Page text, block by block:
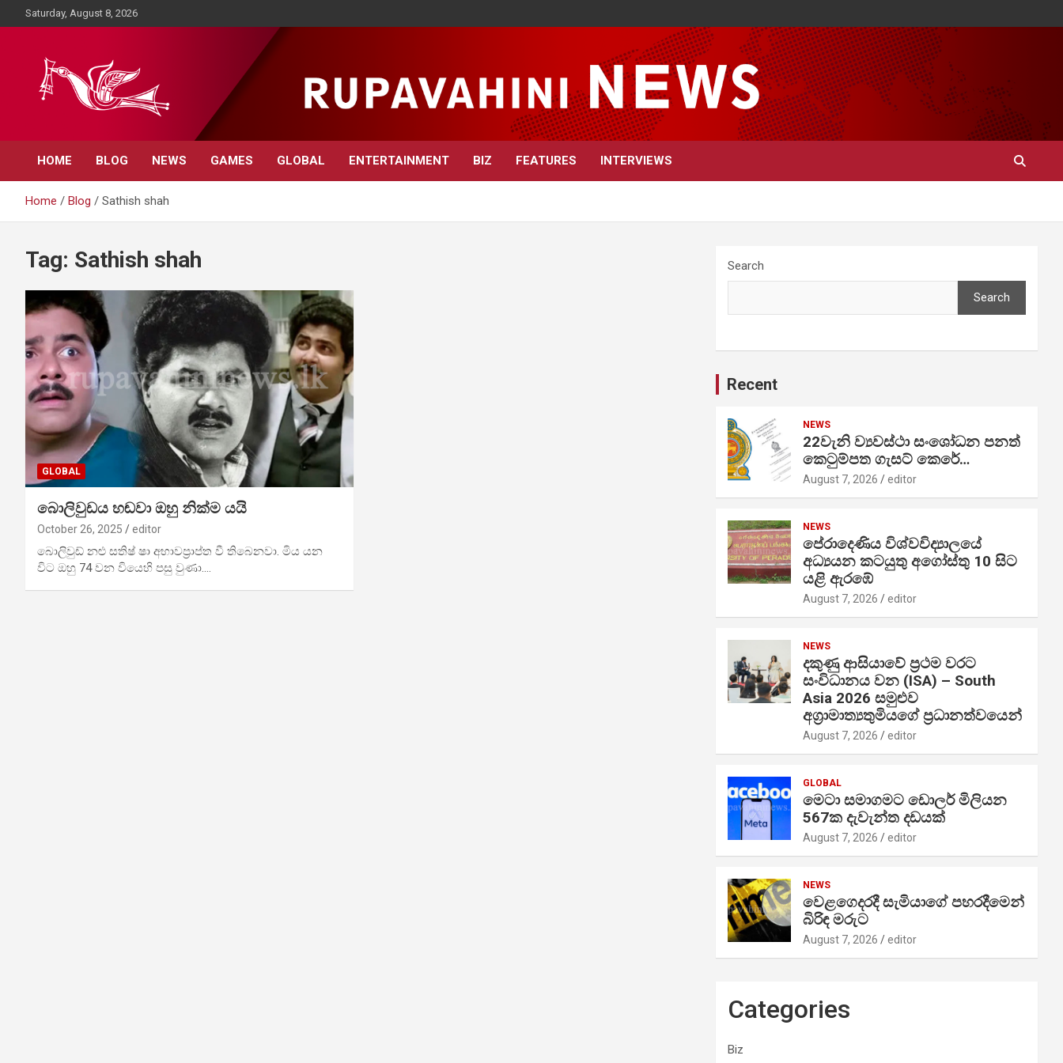
to
Saturday, August 8, 2026
Rupavahini News
HOME BLOG NEWS GAMES GLOBAL ENTERTAINMENT BIZ FEATURES INTERVIEWS
Home Blog Sathish shah
Tag: Sathish shah
GLOBAL
බොලිවුඩය හඬ‍ව‍ා ඔහු නික්ම යයි
October 26, 2025 editor
බොලිවුඩ් නළු සතිෂ් ෂා අභාවප්‍රාප්ත වී තිබෙනවා. මිය යන
විට ඔහු 74 වන වියෙහි පසු වුණා.…
Search
Search
Recent
NEWS
22වැනි ව්‍යවස්ථා සංශෝධන පනත්
කෙටුම්පත ගැසට් කෙරේ…
August 7, 2026 editor
NEWS
පේරාදෙණිය විශ්වවිද්‍යාලයේ
අධ්‍යයන කටයුතු අගෝස්තු 10 සිට
යළි ඇරඹේ
August 7, 2026 editor
NEWS
දකුණු ආසියාවේ ප්‍රථම වරට
සංවිධානය වන (ISA) – South
Asia 2026 සමුළුව
අග්‍රාමාත්‍යතුමියගේ ප්‍රධානත්වයෙන්
August 7, 2026 editor
GLOBAL
මෙටා සමාගමට ඩොලර් මිලියන
567ක දැවැන්ත දඩයක්
August 7, 2026 editor
NEWS
වෙළගෙදරදී සැමියාගේ පහරදීමෙන්
බිරිඳ මරුට
August 7, 2026 editor
Categories
Biz